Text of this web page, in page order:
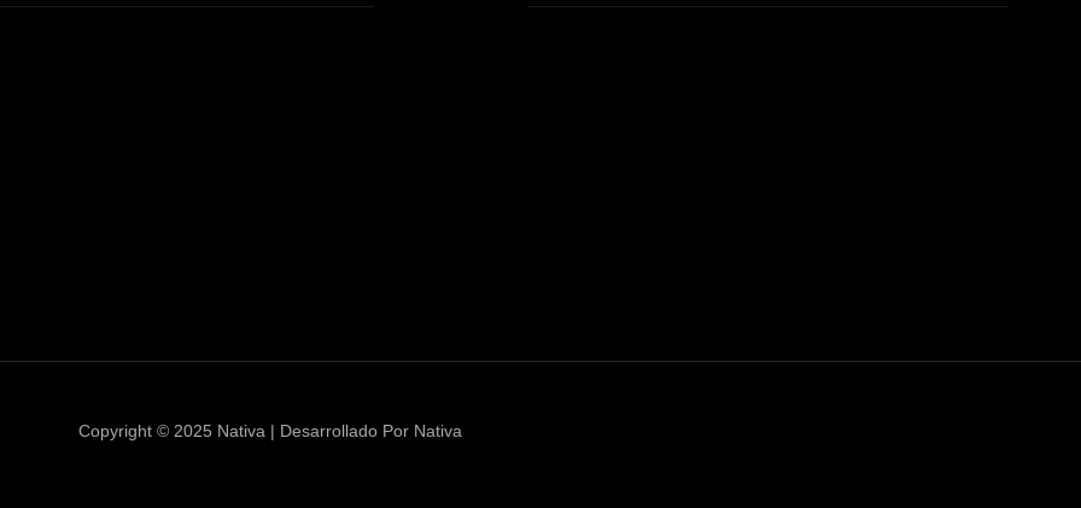
Copyright © 2025 Nativa | Desarrollado Por Nativa